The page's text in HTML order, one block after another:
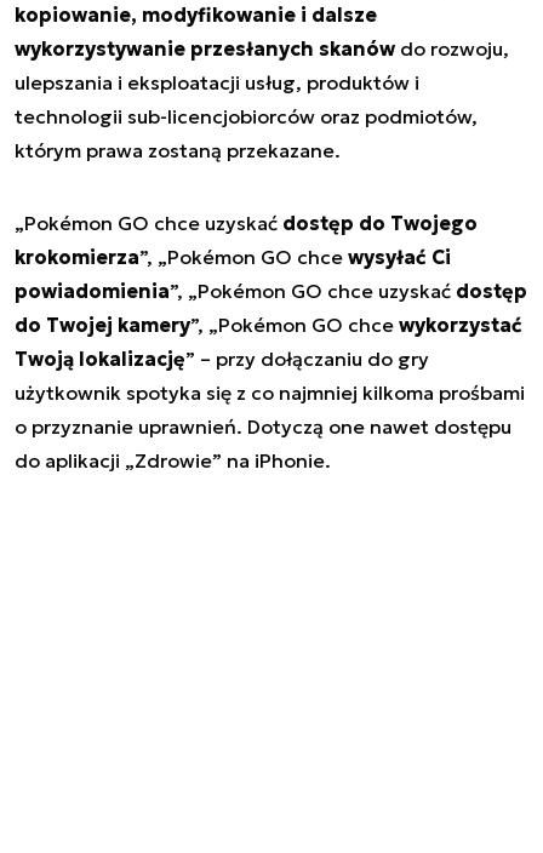
kopiowanie, modyfikowanie i dalsze
wykorzystywanie przesłanych skanów do rozwoju,
ulepszania i eksploatacji usług, produktów i
technologii sub-licencjobiorców oraz podmiotów,
którym prawa zostaną przekazane.
„Pokémon GO chce uzyskać dostęp do Twojego
krokomierza”, „Pokémon GO chce wysyłać Ci
powiadomienia”, „Pokémon GO chce uzyskać dostęp
do Twojej kamery”, „Pokémon GO chce wykorzystać
Twoją lokalizację” – przy dołączaniu do gry
użytkownik spotyka się z co najmniej kilkoma prośbami
o przyznanie uprawnień. Dotyczą one nawet dostępu
do aplikacji „Zdrowie” na iPhonie.